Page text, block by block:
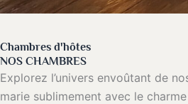
Chambres d'hôtes
NOS CHAMBRES
Explorez l’univers envoûtant de
marie sublimement avec le